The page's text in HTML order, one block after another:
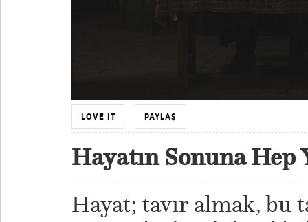
LOVE IT PAYLAŞ
Hayatın Sonuna Hep
Hayat; tavır almak, bu